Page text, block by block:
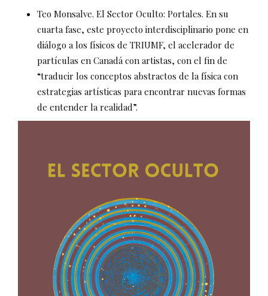
Teo Monsalve. El Sector Oculto: Portales. En su
cuarta fase, este proyecto interdisciplinario pone en
diálogo a los físicos de TRIUMF, el acelerador de
partículas en Canadá con artistas, con el fin de
“traducir los conceptos abstractos de la física con
estrategias artísticas para encontrar nuevas formas
de entender la realidad”.